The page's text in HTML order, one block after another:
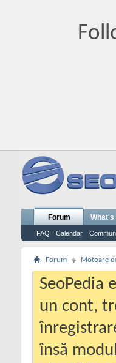
Forum
FAQ Calendar
What's
Forum Motoare
SeoPedia
un cont,
însă